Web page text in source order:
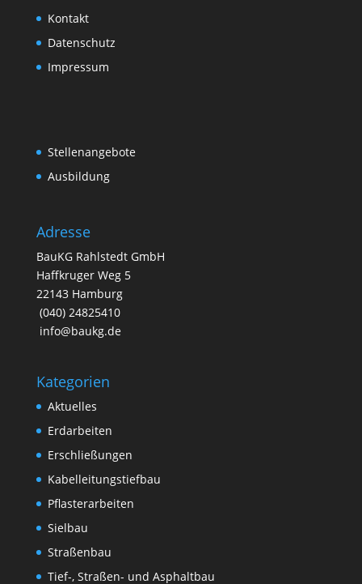
Kontakt
Datenschutz
Impressum
Stellenangebote
Ausbildung
Adresse
BauKG Rahlstedt GmbH
Haffkruger Weg 5
22143 Hamburg
(040) 24825410
info@baukg.de
Kategorien
Aktuelles
Erdarbeiten
Erschließungen
Kabelleitungstiefbau
Pflasterarbeiten
Sielbau
Straßenbau
Tief-, Straßen- und Asphaltbau